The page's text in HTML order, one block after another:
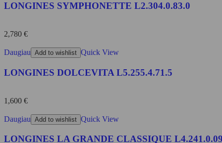
LONGINES SYMPHONETTE L2.304.0.83.0
2,780 €
Daugiau Add to wishlist Quick View
LONGINES DOLCEVITA L5.255.4.71.5
1,600 €
Daugiau Add to wishlist Quick View
LONGINES LA GRANDE CLASSIQUE